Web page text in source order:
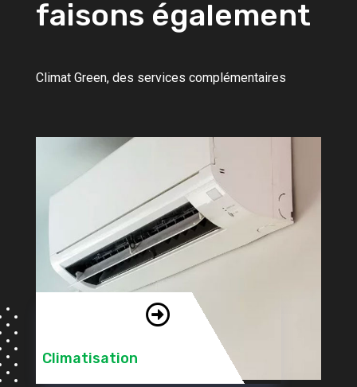
faisons également
Climat Green, des services complémentaires

Climatisation